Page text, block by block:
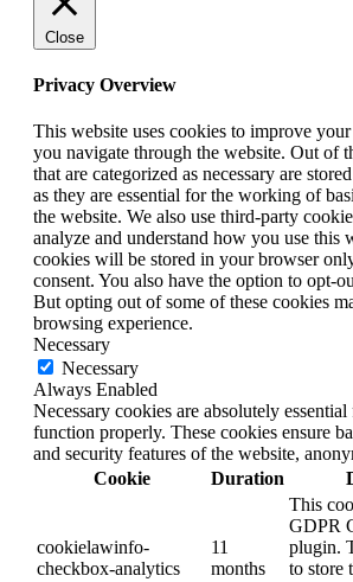
Close
Privacy Overview
This website uses cookies to improve
you navigate through the website. Out of
that are categorized as necessary are
as they are essential for the working of
the website. We also use third-party
analyze and understand how you use this
cookies will be stored in your browser
consent. You also have the option to opt-
But opting out of some of these cookies
browsing experience.
Necessary
Necessary
Always Enabled
Necessary cookies are absolutely
function properly. These cookies ensure
and security features of the website,
Cookie
Duration
cookielawinfo-
checkbox-analytics
11
months
This
GDPR
plugin.
to store